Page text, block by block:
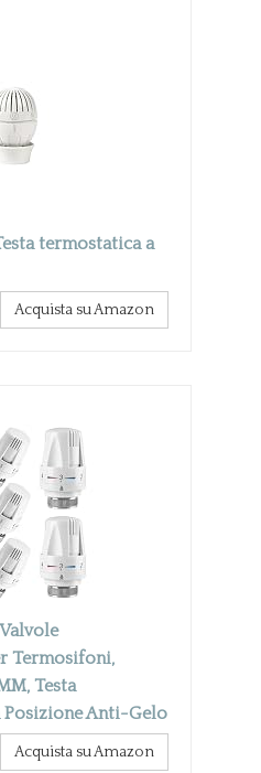
termostatica a
Acquista su Amazon
Termosifoni,
Testa
Anti-Gelo
Acquista su Amazon